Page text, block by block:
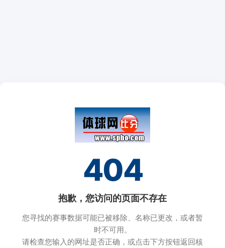
404
抱歉，您访问的页面不存在
您寻找的赛事数据可能已被移除、名称已更改，或者暂
时不可用。
请检查您输入的网址是否正确，或点击下方按钮返回核